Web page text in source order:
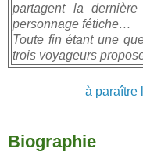
partagent la
personnage fétiche…
Toute fin étant une
trois voyageurs
à paraître
Biographie